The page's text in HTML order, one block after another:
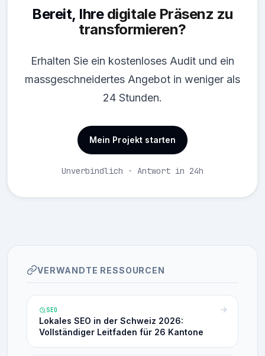
Bereit, Ihre digitale Präsenz zu
transformieren?
Erhalten Sie ein kostenloses Audit und ein
massgeschneidertes Angebot in weniger als
24 Stunden.
Mein Projekt starten
Unverbindlich · Antwort in 24h
VERWANDTE RESSOURCEN
SEO
Lokales SEO in der Schweiz 2026:
Vollständiger Leitfaden für 26 Kantone